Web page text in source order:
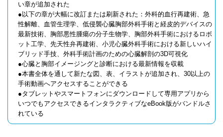
い章が追加された
●以下の章が大幅に改訂または刷新された：外科的血行再建術、急
性解離、血管生理学、低侵襲心臓胸部外科手術と経皮的デバイスの
最新技術、胸部悪性腫瘍の分子生物学、胸部外科手術におけるロボ
ット工学、先天性弁再建術、小児心臓外科手術における新しいハイ
ブリッド手技、外科手術計画のための心臓解剖の3D可視化
●心臓と胸部イメージングと診断における最新情報を収載
●本書全体を通して新たな図、表、イラストが追加され、30以上の
手術動画へアクセスすることができる
●タブレットやスマートフォンにダウンロードして専用アプリから
いつでもアクセスできるインタラクティブなeBook版がバンドルさ
れている